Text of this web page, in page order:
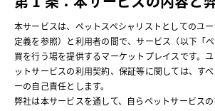
本サービスは、ペットスペシャリストとしてのユ
定義を参照）と利用者の間で、サービス（以下「
買を行う場を提供するマーケットプレイスです。
ットサービスの利用契約、保証等に関しては、す
ーの自己責任とします。
弊社は本サービスを通して、自らペットサービス